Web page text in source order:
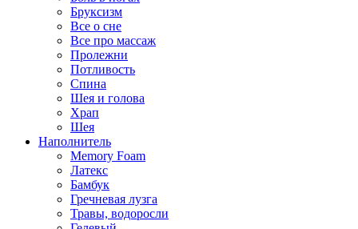
Бруксизм
Все о сне
Все про массаж
Пролежни
Потливость
Спина
Шея и голова
Храп
Шея
Наполнитель
Memory Foam
Латекс
Бамбук
Гречневая лузга
Травы, водоросли